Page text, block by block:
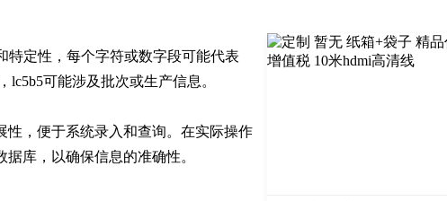
特定性，每个字符或数字段可能代表
可能涉及批次或生产信息。
，便于系统录入和查询。在实际操作
库，以确保信息的准确性。